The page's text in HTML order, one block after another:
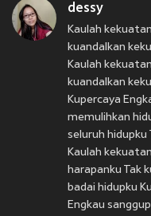
dessy
Kaulah
kuandalkan
Kaulah
kuandalkan
Kupercaya
memulihkan
seluruh hidupku
Kaulah
harapanku Tak
badai hidupku
Engkau